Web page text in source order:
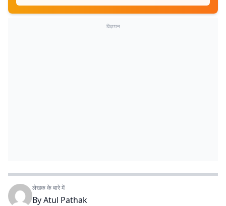
विज्ञापन
लेखक के बारे में
ByAtul Pathak